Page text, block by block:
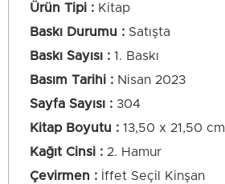
Ürün Tipi
Kitap
Baskı Durumu
Satışta
Baskı Sayısı
1. Baskı
Basım Tarihi
Nisan 2023
Sayfa Sayısı
304
Kitap Boyutu
13,50 x 21,50 cm
Kağıt Cinsi
2. Hamur
Çevirmen
İffet Seçil Kinşan